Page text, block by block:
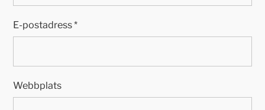
E-postadress*
Webbplats